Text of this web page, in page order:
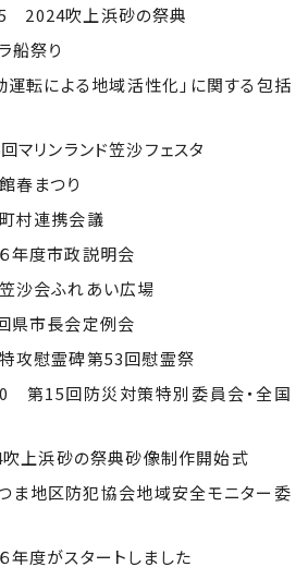
2024吹上浜砂の祭典
船祭り
転による地域活性化」に関する包括
リンランド笠沙フェスタ
春まつり
村連携会議
年度市政説明会
沙会ふれあい広場
県市長会定例会
攻慰霊碑第53回慰霊祭
第15回防災対策特別委員会・全国
上浜砂の祭典砂像制作開始式
地区防犯協会地域安全モニター委
度がスタートしました